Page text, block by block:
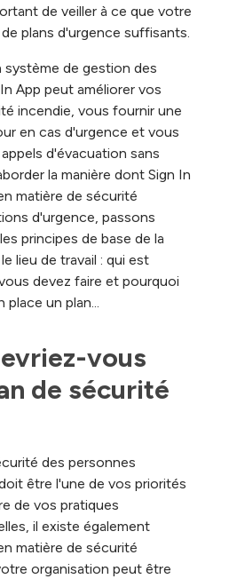
de veiller à ce que votre
plans d'urgence suffisants.
système de gestion des
App peut améliorer vos
incendie, vous fournir une
en cas d'urgence et vous
d'évacuation sans
la manière dont Sign In
matière de sécurité
d'urgence, passons
principes de base de la
lieu de travail : qui est
devez faire et pourquoi
un plan...
vous
de sécurité
des personnes
être l'une de vos priorités
de vos pratiques
il existe également
matière de sécurité
organisation peut être